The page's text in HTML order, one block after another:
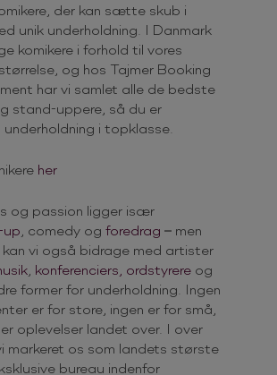
der kan sætte skub i
unik underholdning. I Danmark
komikere i forhold til vores
og hos Tajmer Booking
har vi samlet alle de bedste
stand-uppere, så du er
i topklasse.
her
og passion ligger især
, comedy og foredrag – men
vi også bidrage med artister
konferenciers, ordstyrere og
former for underholdning. Ingen
er for store, ingen er for små,
oplevelser landet over. I over
markeret os som landets største
bureau indenfor